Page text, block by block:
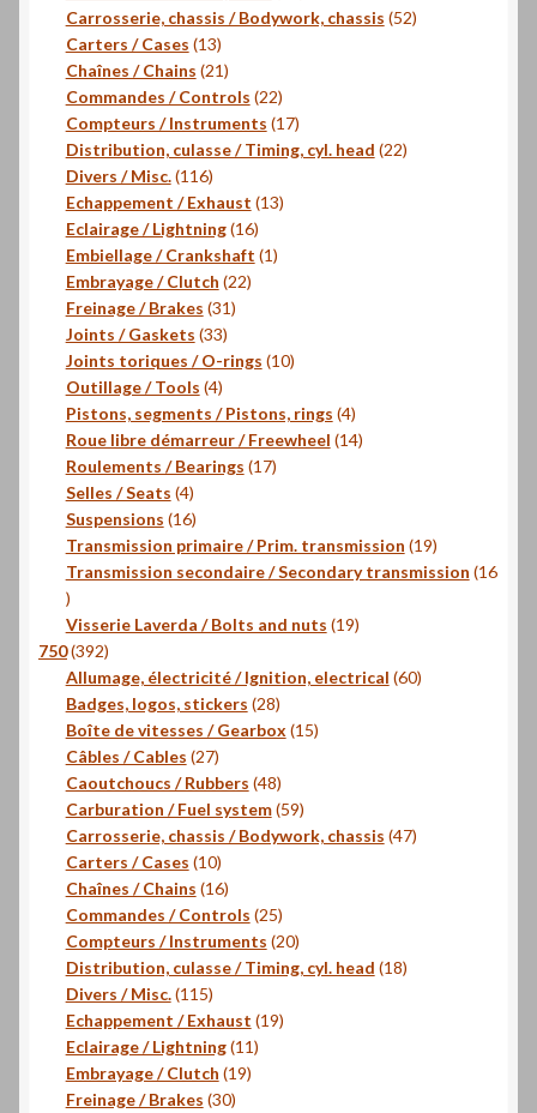
produits
Carrosserie, chassis / Bodywork, chassis 5252
Carters / Cases 1313
produits
Chaînes / Chains 2121
produits
Commandes / Controls 2222
produits
Compteurs / Instruments 1717
produits
Distribution, culasse / Timing, cyl. head 2222
Divers / Misc. 116116
produits
Echappement / Exhaust 1313
Eclairage / Lightning 1616
produits
Embiellage / Crankshaft 11
Embrayage / Clutch 2222
Freinage / Brakes 3131
Joints / Gaskets 3333
produits
Joints toriques / O-rings 1010
Outillage / Tools 44
produits
Pistons, segments / Pistons, rings 44
produits
Roue libre démarreur / Freewheel 1414
Roulements / Bearings 1717
Selles / Seats 44
produits
Suspensions 1616
produits
Transmission primaire / Prim. transmission 1919
produits
Transmission secondaire / Secondary transmission 16
16
produits
Visserie Laverda / Bolts and nuts 1919
750 392392
produits
Allumage, électricité / Ignition, electrical 6060
Badges, logos, stickers 2828
produits
Boîte de vitesses / Gearbox 1515
Câbles / Cables 2727
produits
Caoutchoucs / Rubbers 4848
produits
Carburation / Fuel system 5959
produits
Carrosserie, chassis / Bodywork, chassis 4747
Carters / Cases 1010
produits
Chaînes / Chains 1616
produits
Commandes / Controls 2525
produits
Compteurs / Instruments 2020
produits
Distribution, culasse / Timing, cyl. head 1818
Divers / Misc. 115115
produits
Echappement / Exhaust 1919
Eclairage / Lightning 1111
Embrayage / Clutch 1919
Freinage / Brakes 3030